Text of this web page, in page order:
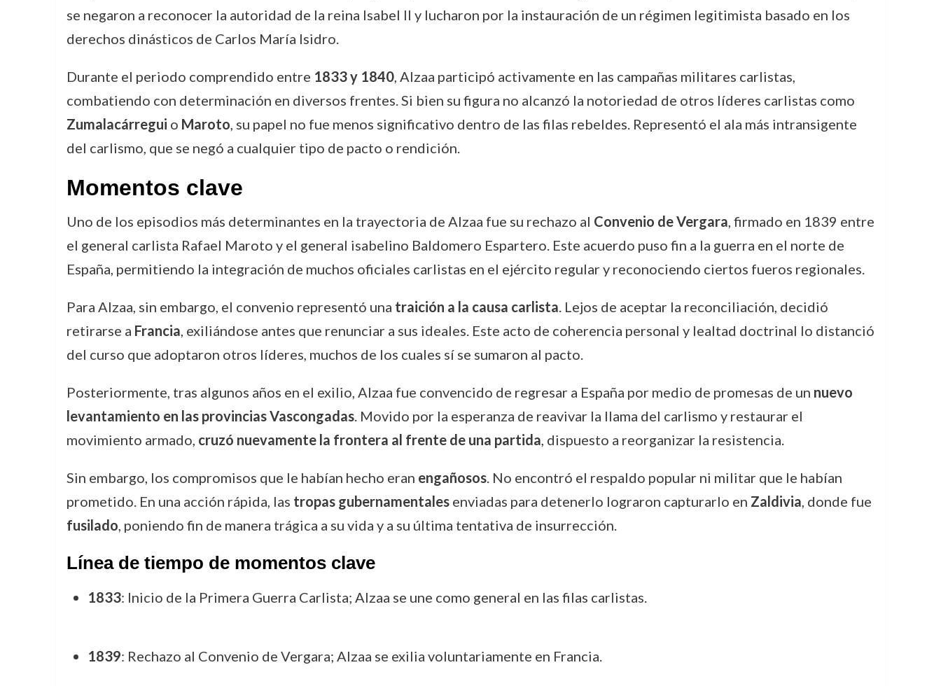
se negaron a reconocer la autoridad de la reina Isabel II y lucharon por la instauración de un régimen legitimista basado en los
derechos dinásticos de Carlos María Isidro.
Durante el periodo comprendido entre 1833 y 1840, Alzaa participó activamente en las campañas militares carlistas,
combatiendo con determinación en diversos frentes. Si bien su figura no alcanzó la notoriedad de otros líderes carlistas como
Zumalacárregui o Maroto, su papel no fue menos significativo dentro de las filas rebeldes. Representó el ala más intransigente
del carlismo, que se negó a cualquier tipo de pacto o rendición.
Momentos clave
Uno de los episodios más determinantes en la trayectoria de Alzaa fue su rechazo al Convenio de Vergara, firmado en 1839 entre
el general carlista Rafael Maroto y el general isabelino Baldomero Espartero. Este acuerdo puso fin a la guerra en el norte de
España, permitiendo la integración de muchos oficiales carlistas en el ejército regular y reconociendo ciertos fueros regionales.
Para Alzaa, sin embargo, el convenio representó una traición a la causa carlista. Lejos de aceptar la reconciliación, decidió
retirarse a Francia, exiliándose antes que renunciar a sus ideales. Este acto de coherencia personal y lealtad doctrinal lo distanció
del curso que adoptaron otros líderes, muchos de los cuales sí se sumaron al pacto.
Posteriormente, tras algunos años en el exilio, Alzaa fue convencido de regresar a España por medio de promesas de un nuevo
levantamiento en las provincias Vascongadas. Movido por la esperanza de reavivar la llama del carlismo y restaurar el
movimiento armado, cruzó nuevamente la frontera al frente de una partida, dispuesto a reorganizar la resistencia.
Sin embargo, los compromisos que le habían hecho eran engañosos. No encontró el respaldo popular ni militar que le habían
prometido. En una acción rápida, las tropas gubernamentalesenviadas para detenerlo lograron capturarlo en Zaldivia, donde fue
fusilado, poniendo fin de manera trágica a su vida y a su última tentativa de insurrección.
Línea de tiempo de momentos clave
1833: Inicio de la Primera Guerra Carlista; Alzaa se une como general en las filas carlistas.
1839: Rechazo al Convenio de Vergara; Alzaa se exilia voluntariamente en Francia.